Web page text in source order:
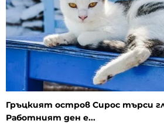
Гръцкият остров Сирос търси
Работният ден е...